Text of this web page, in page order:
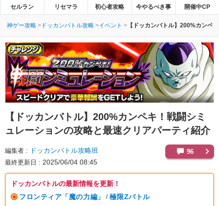
セルラン リセマラ 初心者攻略 今やるべき事 開催中CP
神ゲー攻略 ドッカンバトル攻略 イベント 【ドッカンバトル】200%カンペ
【ドッカンバトル】 200%カンペキ！戦闘シミ
ュレーションの攻略と最速クリアパーティ紹介
編集者 ドッカンバトル攻略班
最終更新日 2025/06/04 08:45
96
ドッカンバトルの最新情報を更新！
フロンティア「魔の力編」
/ 極限Zバトル